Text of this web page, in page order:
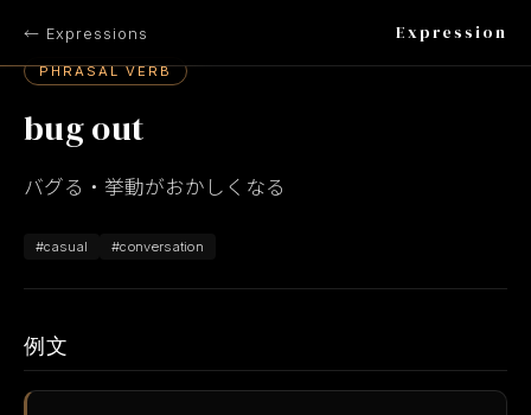
← Expressions Expression
PHRASAL VERB
bug out
バグる・挙動がおかしくなる
#casual #conversation
例文